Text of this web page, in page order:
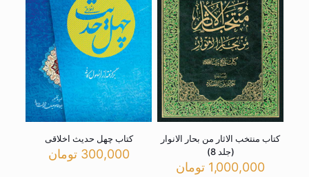
کتاب منتخب الاثار من بحار الانوار
(جلد 8)
1,000,000 تومان
کتاب چهل حدیث اخلاقی
300,000 تومان